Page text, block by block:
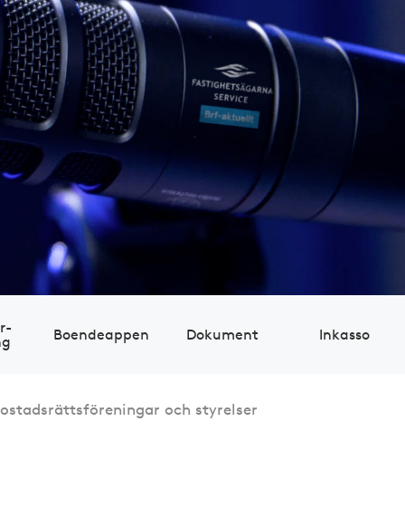
Boendeappen Dokument Inkasso
och styrelser